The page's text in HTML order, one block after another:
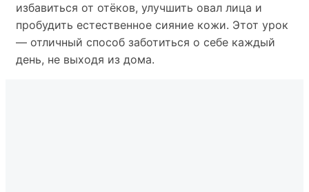
избавиться от отёков, улучшить овал лица и
пробудить естественное сияние кожи. Этот урок
— отличный способ заботиться о себе каждый
день, не выходя из дома.